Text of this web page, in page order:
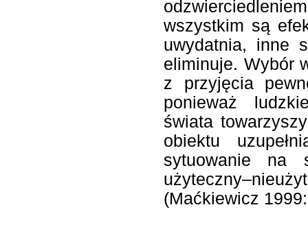
wszystkim są
uwydatnia, inne
eliminuje. Wybór
z przyjęcia
ponieważ
świata
obiektu
sytuowanie na
(Maćkiewicz